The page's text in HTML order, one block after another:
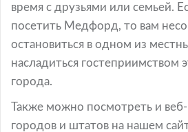
время с друзьями или семьей.
посетить Медфорд, то вам
остановиться в одном из
насладиться гостеприимством
города.
Также можно посмотреть и
городов и штатов на нашем